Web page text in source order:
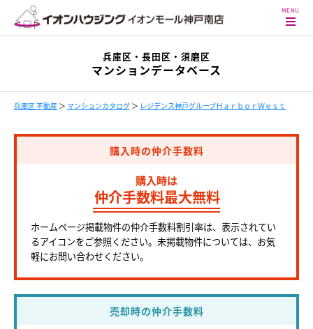
兵庫区・長田区・須磨区
マンションデータベース
兵庫区 不動産 ＞ マンションカタログ ＞ レジデンス神戸グルーブＨａｒｂｏｒＷｅｓｔ
購入時の仲介手数料
購入時は
仲介手数料最大無料
ホームページ掲載物件の仲介手数料割引率は、表示されてい
るアイコンをご参照ください。未掲載物件については、お気
軽にお問い合わせください。
売却時の仲介手数料